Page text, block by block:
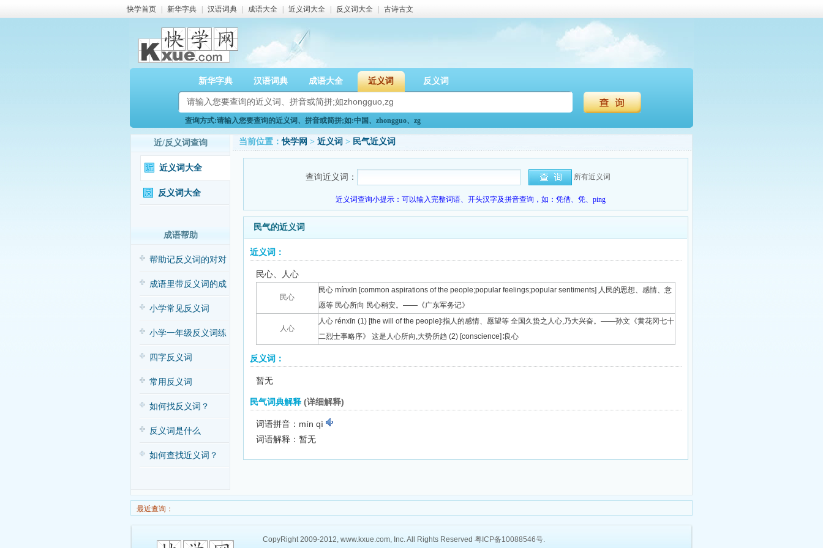
快学首页 新华字典 汉语词典 成语大全 近义词大全 反义词大全 古诗古文
新华字典 汉语词典 成语大全 近义词 反义词
查询方式:请输入您要查询的近义词、拼音或简拼;如:中国、zhongguo、zg
近/反义词查询
近义词大全
反义词大全
成语帮助
帮助记反义词的对对
子歌
成语里带反义词的成
语
小学常见反义词
小学一年级反义词练
习
四字反义词
常用反义词
如何找反义词？
反义词是什么
如何查找近义词？
当前位置：快学网 > 近义词 > 民气近义词
查询近义词： 所有近义词
近义词查询小提示：可以输入完整词语、开头汉字及拼音查询，如：凭借、凭、ping
民气的近义词
近义词：
民心、人心
民心
民心 mínxīn [common aspirations of the people;popular feelings;popular sentiments] 人民的思想、感情、意
愿等 民心所向 民心稍安。——《广东军务记》
人心
人心 rénxīn (1) [the will of the people]∶指人的感情、愿望等 全国久蛰之人心,乃大兴奋。——孙文《黄花冈七十
二烈士事略序》 这是人心所向,大势所趋 (2) [conscience]∶良心
反义词：
暂无
民气词典解释 (详细解释)
词语拼音：mín qì
词语解释：暂无
最近查询：
CopyRight 2009-2012, www.kxue.com, Inc. All Rights Reserved 粤ICP备10088546号.